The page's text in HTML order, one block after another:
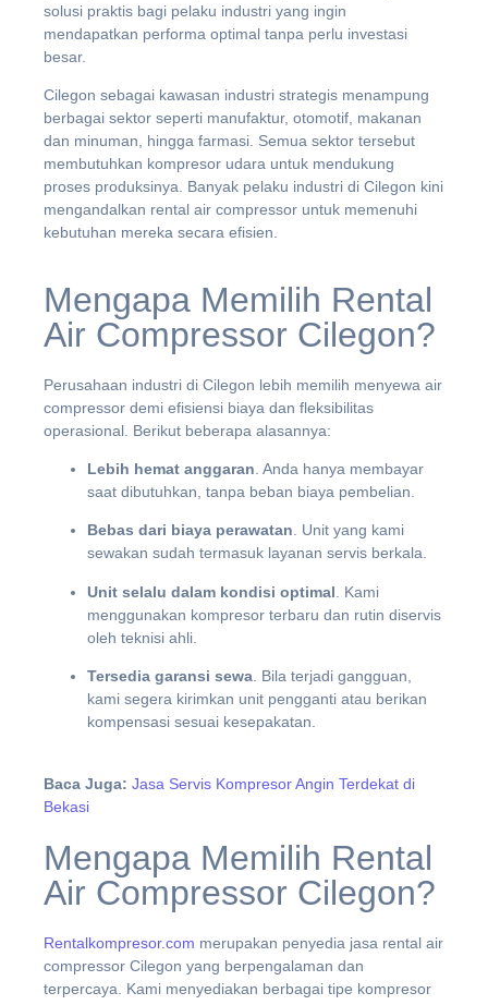
solusi praktis bagi pelaku industri yang ingin
mendapatkan performa optimal tanpa perlu investasi
besar.
Cilegon sebagai kawasan industri strategis menampung
berbagai sektor seperti manufaktur, otomotif, makanan
dan minuman, hingga farmasi. Semua sektor tersebut
membutuhkan kompresor udara untuk mendukung
proses produksinya. Banyak pelaku industri di Cilegon kini
mengandalkan rental air compressor untuk memenuhi
kebutuhan mereka secara efisien.
Mengapa Memilih Rental
Air Compressor Cilegon?
Perusahaan industri di Cilegon lebih memilih menyewa air
compressor demi efisiensi biaya dan fleksibilitas
operasional. Berikut beberapa alasannya:
Lebih hemat anggaran . Anda hanya membayar
saat dibutuhkan, tanpa beban biaya pembelian.
Bebas dari biaya perawatan. Unit yang kami
sewakan sudah termasuk layanan servis berkala.
Unit selalu dalam kondisi optimal . Kami
menggunakan kompresor terbaru dan rutin diservis
oleh teknisi ahli.
Tersedia garansi sewa . Bila terjadi gangguan,
kami segera kirimkan unit pengganti atau berikan
kompensasi sesuai kesepakatan.
Baca Juga: Jasa Servis Kompresor Angin Terdekat di
Bekasi
Mengapa Memilih Rental
Air Compressor Cilegon?
Rentalkompresor.com merupakan penyedia jasa rental air
compressor Cilegon yang berpengalaman dan
terpercaya. Kami menyediakan berbagai tipe kompresor